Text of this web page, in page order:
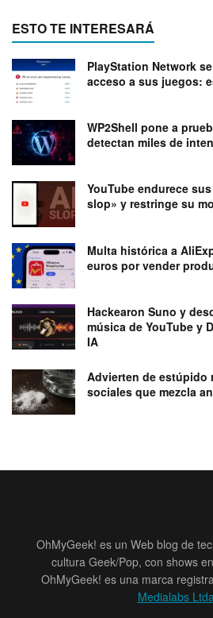
ESTO TE INTERESARÁ
PlayStation Network
acceso a sus juegos:
WP2Shell pone a
detectan miles de
YouTube endurece
slop» y restringe su
Multa histórica a
euros por vender
Hackearon Suno y
música de YouTube y
IA
Advierten de estúpido
sociales que mezcla
OhMyGeek! es un Web blog de
cultura Geek/Pop, con shows
OhMyGeek! es una marca
Medialabs Ltda